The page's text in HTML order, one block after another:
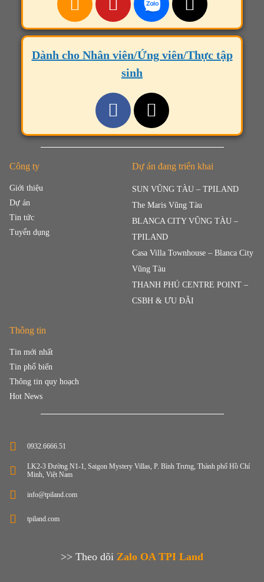
Dành cho Nhân viên/Ứng viên/Thực tập
sinh
Công ty
Giới thiệu
Dự án
Tin tức
Tuyển dụng
Dự án đang triển khai
SUN VŨNG TÀU – TPILAND
The Maris Vũng Tàu
BLANCA CITY VŨNG TÀU –
TPILAND
Casa Villa Townhouse – Blanca City
Vũng Tàu
THANH PHÚ CENTRE POINT –
CSBH & ƯU ĐÃI
Thông tin
Tin mới nhất
Tin phổ biến
Thông tin quy hoạch
Hot News
0932.6666.51
LK2-3 Đường N1-1, Saigon Mystery Villas, P. Bình Trưng, Thành phố Hồ Chí
Minh, Việt Nam
info@tpiland.com
tpiland.com
>> Theo dõi Zalo OA TPI Land